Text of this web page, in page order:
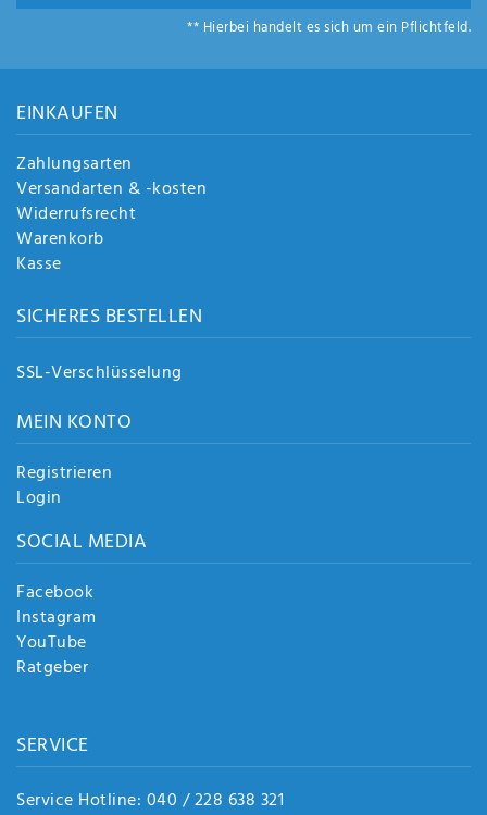
** Hierbei handelt es sich um ein Pflichtfeld.
EINKAUFEN
Zahlungsarten
Versandarten & -kosten
Widerrufsrecht
Warenkorb
Kasse
SICHERES BESTELLEN
SSL-Verschlüsselung
MEIN KONTO
Registrieren
Login
SOCIAL MEDIA
Facebook
Instagram
YouTube
Ratgeber
SERVICE
Service Hotline: 040 / 228 638 321